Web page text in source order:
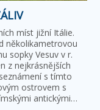
míst jižní Itálie.
několikametrovou
sopky Vesuv v r.
z nejkrásnějších
s tímto
ostrovem s
antickými…